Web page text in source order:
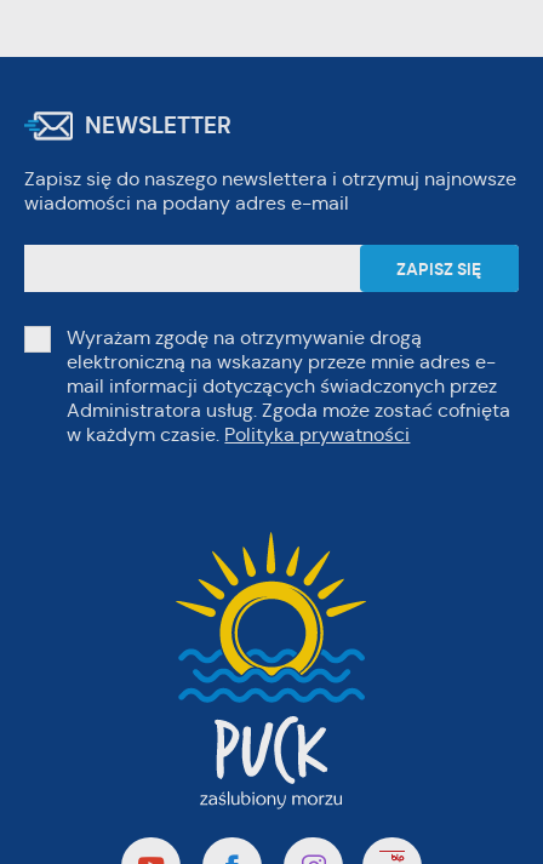
NEWSLETTER
Zapisz się do naszego newslettera i otrzymuj najnowsze
wiadomości na podany adres e-mail
Wyrażam zgodę na otrzymywanie drogą
elektroniczną na wskazany przeze mnie adres e-
mail informacji dotyczących świadczonych przez
Administratora usług. Zgoda może zostać cofnięta
w każdym czasie. Polityka prywatności